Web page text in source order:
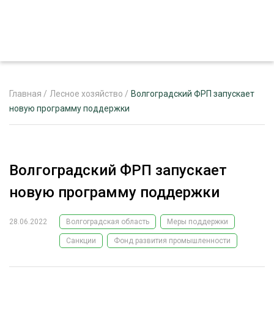
РЕКЛАМОДАТЕЛЯМ
ЛЕСНОЕ ХОЗЯЙСТВО
ЛЕСОЗАГОТОВКА
Главная / Лесное хозяйство / Волгоградский ФРП запускает
новую программу поддержки
Волгоградский ФРП запускает
новую программу поддержки
28.06.2022 Волгоградская область Меры поддержки
Санкции Фонд развития промышленности